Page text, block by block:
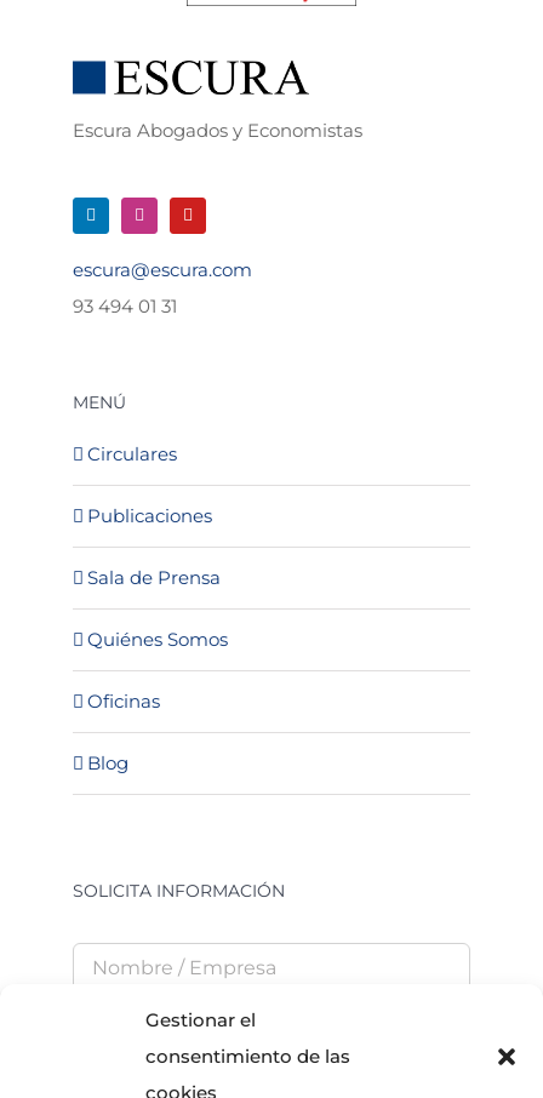
Gestionar el
consentimiento de las
cookies
Escura Abogados y Economistas
escura@escura.com
93 494 01 31
MENÚ
Circulares
Publicaciones
Sala de Prensa
Quiénes Somos
Oficinas
Blog
SOLICITA INFORMACIÓN